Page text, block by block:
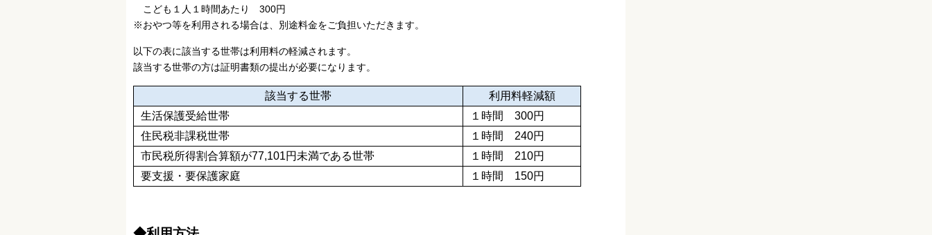
こども１人１時間あたり 300円
※おやつ等を利用される場合は、別途料金をご負担いただきます。
以下の表に該当する世帯は利用料の軽減されます。
該当する世帯の方は証明書類の提出が必要になります。
該当する世帯
利用料軽減額
生活保護受給世帯
１時間 300円
住民税非課税世帯
１時間 240円
市民税所得割合算額が77,101円未満である世帯
１時間 210円
要支援・要保護家庭
１時間 150円